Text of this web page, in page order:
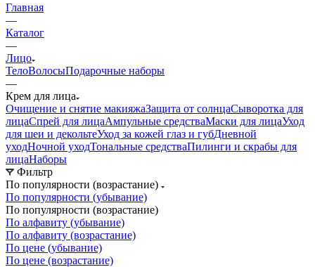
Главная
—
Каталог
—
Лицо
ТелоВолосыПодарочные наборы
—
Крем для лица
Очищение и снятие макияжаЗащита от солнцаСыворотка для
лицаСпрей для лицаАмпульные средстваМаски для лицаУход
для шеи и декольтеУход за кожей глаз и губДневной
уходНочной уходТональные средстваПилинги и скрабы для
лицаНаборы
Фильтр
По популярности (возрастание)
По популярности (убывание)
По популярности (возрастание)
По алфавиту (убывание)
По алфавиту (возрастание)
По цене (убывание)
По цене (возрастание)